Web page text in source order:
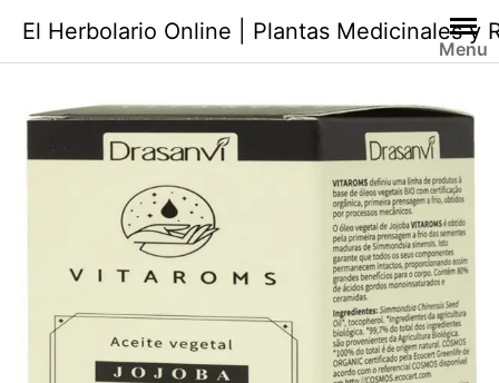
contenido
El Herbolario Online | Plantas Medicinales y
Menu